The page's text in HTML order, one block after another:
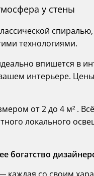
у стены
технологиями.
впишется в
интерьере. Цены
от 2 до 4 м² .
локального
богатство